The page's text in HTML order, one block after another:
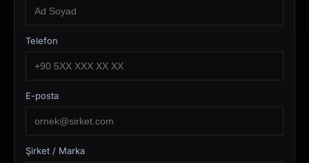
Telefon
E-posta
Şirket / Marka